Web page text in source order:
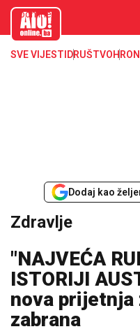
aloonline.b
SVE VIJESTI DRUŠTVO
Dodaj kao
Zdravlje
"NAJVEĆA
ISTORIJI
nova
zabrana